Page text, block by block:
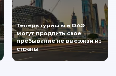
Теперь туристы в ОАЭ
могут продлить свое
пребывание не выезжая из
страны